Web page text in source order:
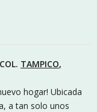
TAMPICO,
hogar! Ubicada
a tan solo unos